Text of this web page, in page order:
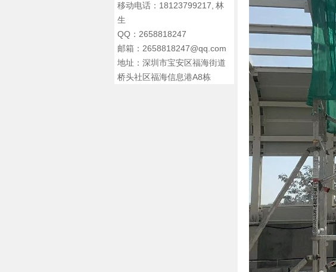
移动电话：18123799217, 林
生
QQ：2658818247
邮箱：2658818247@qq.com
地址：深圳市宝安区福海街道
桥头社区福海信息港A8栋